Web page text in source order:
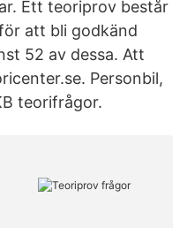
Ett teoriprov består
att bli godkänd
52 av dessa. Att
Personbil,
teorifrågor.